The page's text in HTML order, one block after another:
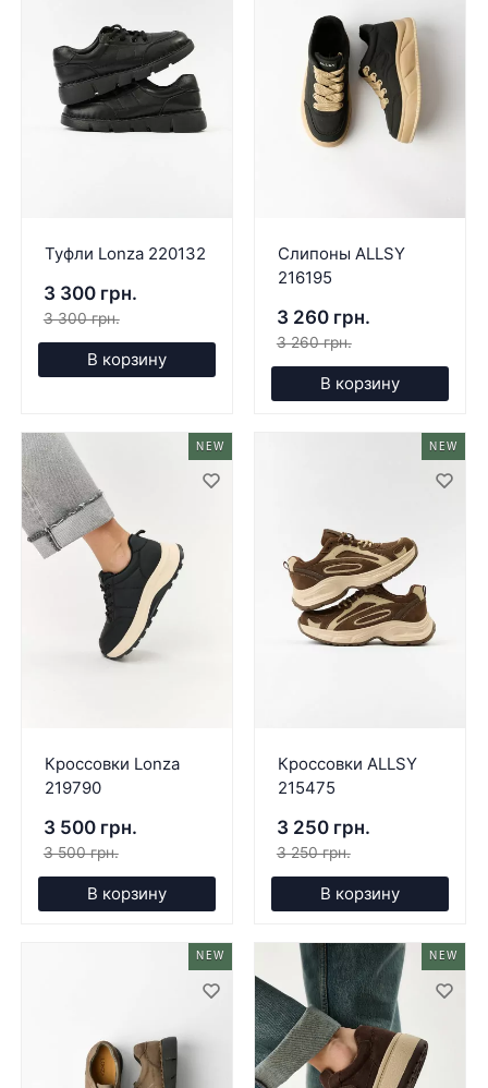
Туфли Lonza 220132
3 300 грн.
3 300 грн.
В корзину
Слипоны ALLSY
216195
3 260 грн.
3 260 грн.
В корзину
NEW
Кроссовки Lonza
219790
3 500 грн.
3 500 грн.
В корзину
NEW
Кроссовки ALLSY
215475
3 250 грн.
3 250 грн.
В корзину
NEW NEW